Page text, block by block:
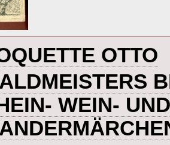
OTTO‎
WEIN- UND